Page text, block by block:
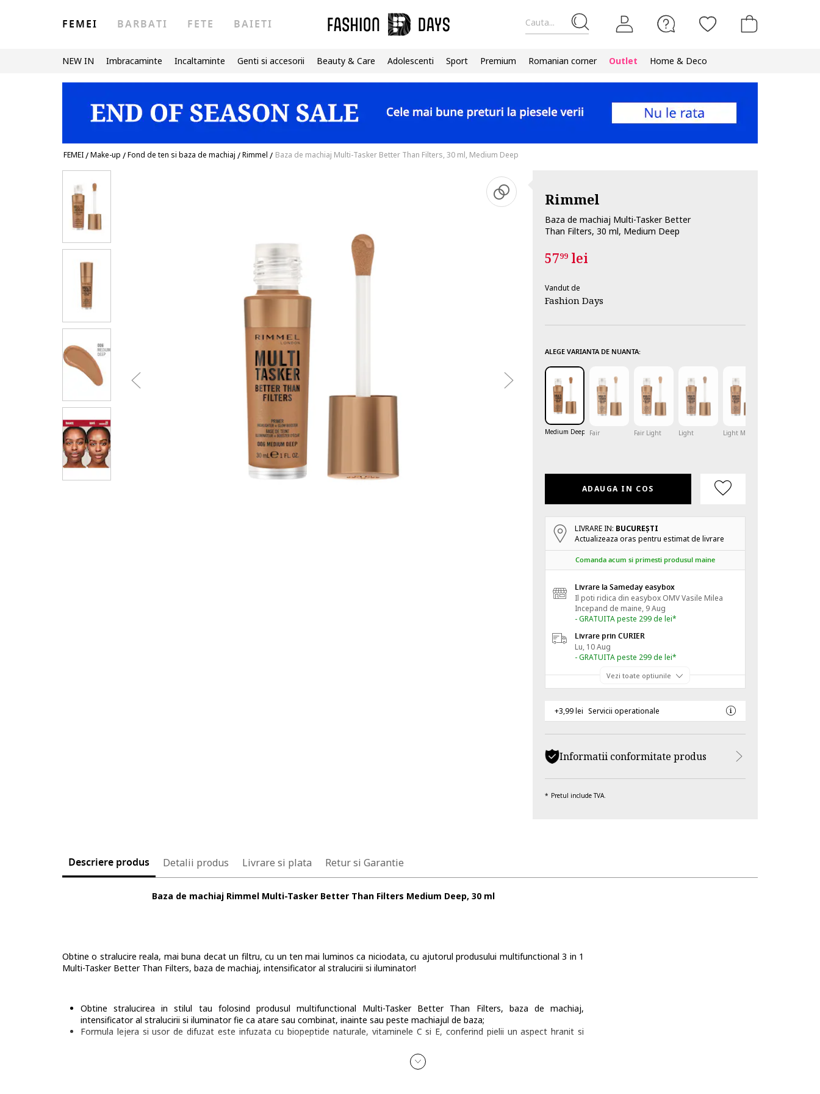
Cauta...
FEMEI BARBATI FETE BAIETI
NEW IN Imbracaminte Incaltaminte Genti si accesorii Beauty & Care Adolescenti Sport Premium Romanian corner Outlet Home & Deco
FEMEI/Make-up /Fond de ten si baza de machiaj /Rimmel / Baza de machiaj Multi-Tasker Better Than Filters, 30 ml, Medium Deep
Rimmel
Baza de machiaj Multi-Tasker Better
Than Filters, 30 ml, Medium Deep
5799lei
Vandut de
Fashion Days
ALEGE VARIANTA DE NUANTA:
Medium Deep Fair Fair Light Light Light Medium
ADAUGA IN COS
LIVRARE IN: BUCUREŞTI
Actualizeaza oras pentru estimat de livrare
Comanda acum si primesti produsul maine
Livrare la Sameday easybox
Il poti ridica din easybox OMV Vasile Milea
Incepand de maine, 9 Aug
- GRATUITA peste 299 de lei*
Livrare prin CURIER
Lu, 10 Aug
- GRATUITA peste 299 de lei*
Vezi toate optiunile
+3,99 lei Servicii operationale
Informatii conformitate produs
Pretul include TVA.
Descriere produs Detalii produs Livrare si plata Retur si Garantie
Baza de machiaj Rimmel Multi-Tasker Better Than Filters Medium Deep, 30 ml
Obtine o stralucire reala, mai buna decat un filtru, cu un ten mai luminos ca niciodata, cu ajutorul produsului multifunctional 3 in 1
Multi-Tasker Better Than Filters, baza de machiaj, intensificator al stralucirii si iluminator!
Obtine stralucirea in stilul tau folosind produsul multifunctional Multi-Tasker Better Than Filters, baza de machiaj,
intensificator al stralucirii si iluminator fie ca atare sau combinat, inainte sau peste machiajul de baza;
Formula lejera si usor de difuzat este infuzata cu biopeptide naturale, vitaminele C si E, conferind pielii un aspect hranit si
Pigmentii care reflecta lumina confera pielii o stralucire perfecta si uniforma. Spune adio filtrelor din social media;
Produsul multifunctional Multi-Tasker Better Than Filters este disponibil in 8 nuante adaptabile pielii, cu o formula vegana, fara